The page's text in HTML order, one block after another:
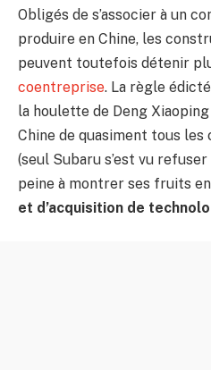
Obligés de s’associer à un
produire en Chine, les
peuvent toutefois détenir
coentreprise. La règle
la houlette de Deng
Chine de quasiment tous
(seul Subaru s’est vu
peine à montrer ses fruits en
et d’acquisition de